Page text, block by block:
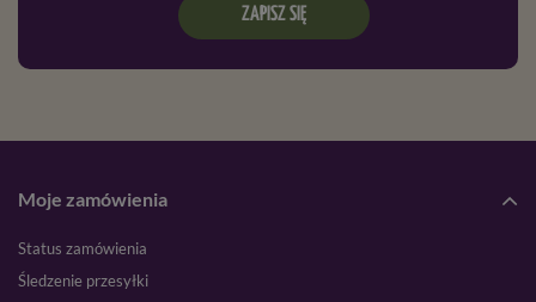
ZAPISZ SIĘ
Moje zamówienia
Status zamówienia
Śledzenie przesyłki